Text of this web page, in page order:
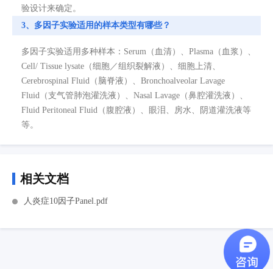
验设计来确定。
3、多因子实验适用的样本类型有哪些？
多因子实验适用多种样本：Serum（血清）、Plasma（血浆）、
Cell/ Tissue lysate（细胞／组织裂解液）、细胞上清、
Cerebrospinal Fluid（脑脊液）、Bronchoalveolar Lavage
Fluid（支气管肺泡灌洗液）、Nasal Lavage（鼻腔灌洗液）、
Fluid Peritoneal Fluid（腹腔液）、眼泪、房水、阴道灌洗液等
等。
相关文档
人炎症10因子Panel.pdf